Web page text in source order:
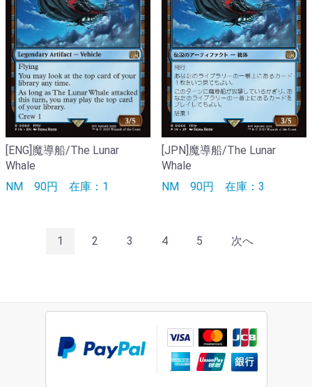
[ENG]魔導船/The Lunar
Whale
NM 90円 在庫：1
[JPN]魔導船/The Lunar
Whale
NM 90円 在庫：3
1 2 3 4 5 次へ